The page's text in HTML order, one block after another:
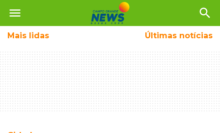
menu search
Mais lidas Últimas notícias